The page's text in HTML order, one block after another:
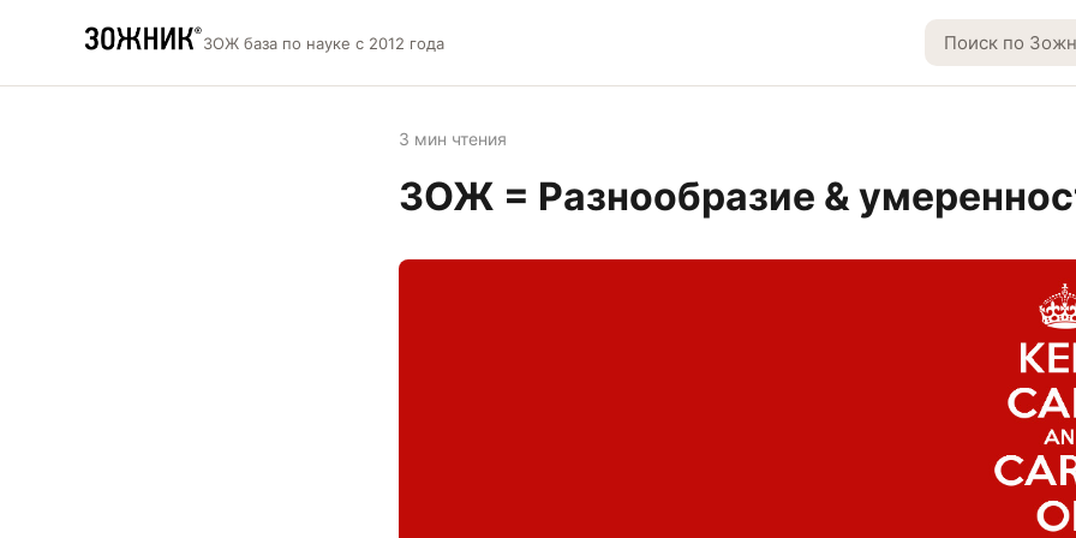
ЗОЖ база по науке с 2012 года
3 мин чтения
ЗОЖ = Разнообразие &